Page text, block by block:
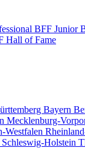
BFF Junior
Hall of Fame
Bayern
Mecklenburg-
Westfalen
Schleswig-Holstein